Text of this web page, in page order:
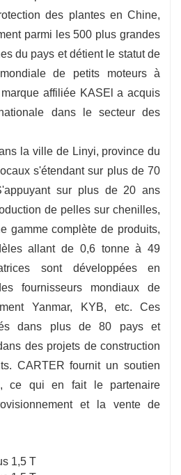
des plantes en Chine,
parmi les 500 plus grandes
du pays et détient le statut de
de petits moteurs à
affiliée KASEl a acquis
dans le secteur des
la ville de Linyi, province du
s'étendant sur plus de 70
sur plus de 20 ans
de pelles sur chenilles,
gamme complète de produits,
allant de 0,6 tonne à 49
sont développées en
fournisseurs mondiaux de
Yanmar, KYB, etc. Ces
dans plus de 80 pays et
des projets de construction
CARTER fournit un soutien
ce qui en fait le partenaire
et la vente de